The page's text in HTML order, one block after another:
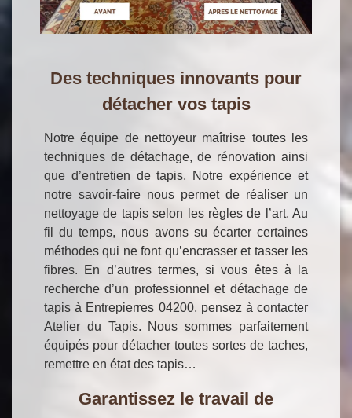
Des techniques innovants pour
détacher vos tapis
Notre équipe de nettoyeur maîtrise toutes les
techniques de détachage, de rénovation ainsi
que d’entretien de tapis. Notre expérience et
notre savoir-faire nous permet de réaliser un
nettoyage de tapis selon les règles de l’art. Au
fil du temps, nous avons su écarter certaines
méthodes qui ne font qu’encrasser et tasser les
fibres. En d’autres termes, si vous êtes à la
recherche d’un professionnel et détachage de
tapis à Entrepierres 04200, pensez à contacter
Atelier du Tapis. Nous sommes parfaitement
équipés pour détacher toutes sortes de taches,
remettre en état des tapis…
Garantissez le travail de